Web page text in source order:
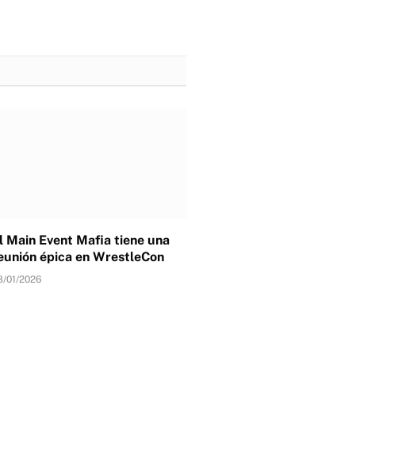
Main Event Mafia tiene una
épica en WrestleCon
01/2026